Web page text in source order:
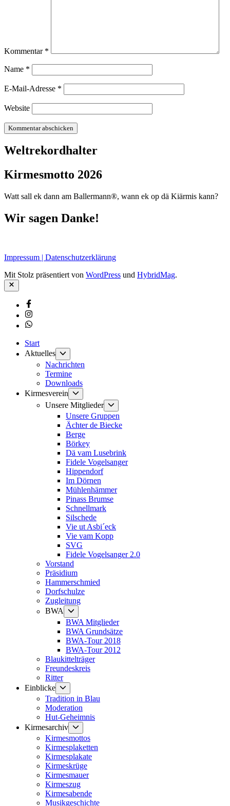
Kommentar *
Name *
E-Mail-Adresse *
Website
Weltrekordhalter
Kirmesmotto 2026
Watt sall ek dann am Ballermann®, wann ek op dä Kiärmis kann?
Wir sagen Danke!
Impressum | Datenschutzerklärung
Mit Stolz präsentiert von WordPress und HybridMag.
Schließen
Facebook
Instagram
Whatsapp
Start
Aktuelles
Untermenü
anzeigen
Nachrichten
Termine
Downloads
Kirmesverein
Untermenü
anzeigen
Unsere Mitglieder
anzeigen
Unsere Gruppen
Ächter de Biecke
Berge
Börkey
Dä vam Lusebrink
Fidele Vogelsanger
Hippendorf
Im Dörnen
Mühlenhämmer
Pinass Brumse
Schnellmark
Silschede
Vie ut Asbi´eck
Vie vam Kopp
SVG
Fidele Vogelsanger 2.0
Vorstand
Präsidium
Hammerschmied
Dorfschulze
Zugleitung
BWA
Untermenü
anzeigen
BWA Mitglieder
BWA Grundsätze
BWA-Tour 2018
BWA-Tour 2012
Blaukittelträger
Freundeskreis
Ritter
Einblicke
anzeigen
Tradition in Blau
Moderation
Hut-Geheimnis
Kirmesarchiv
anzeigen
Kirmesmottos
Kirmesplaketten
Kirmesplakate
Kirmeskrüge
Kirmesmauer
Kirmeszug
Kirmesabende
Musikgeschichte